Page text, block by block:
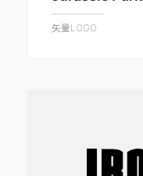
矢量LOGO